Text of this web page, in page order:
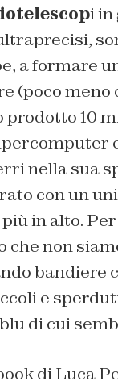
i in
a formare
meno
10
nella sua
con un
in alto.
non
bandiere
e
di cui
di Luca